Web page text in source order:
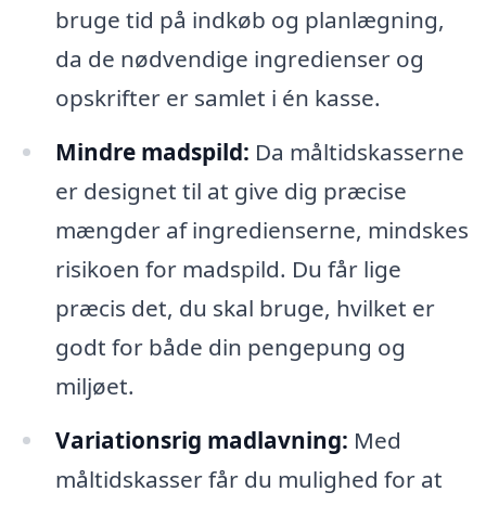
bruge tid på indkøb og planlægning,
da de nødvendige ingredienser og
opskrifter er samlet i én kasse.
Mindre madspild: Da måltidskasserne
er designet til at give dig præcise
mængder af ingredienserne, mindskes
risikoen for madspild. Du får lige
præcis det, du skal bruge, hvilket er
godt for både din pengepung og
miljøet.
Variationsrig madlavning: Med
måltidskasser får du mulighed for at